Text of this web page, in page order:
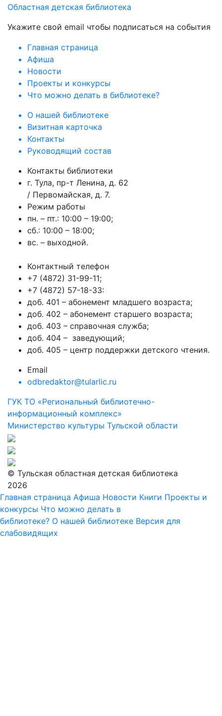
Областная детская библиотека
Укажите свой email чтобы подписаться на события
Главная страница
Афиша
Новости
Проекты и конкурсы
Что можно делать в библиотеке?
О нашей библиотеке
Визитная карточка
Контакты
Руководящий состав
Контакты библиотеки
г. Тула, пр-т Ленина, д. 62
/ Первомайская, д. 7.
Режим работы
пн. – пт.: 10:00 – 19:00;
сб.: 10:00 – 18:00;
вс. – выходной.
Контактный телефон
+7 (4872) 31-99-11;
+7 (4872) 57-18-33:
доб. 401 – абонемент младшего возраста;
доб. 402 – абонемент старшего возраста;
доб. 403 – справочная служба;
доб. 404 – заведующий;
доб. 405 – центр поддержки детского чтения.
Email
odbredaktor@tularlic.ru
ГУК ТО «Региональный библиотечно-
информационный комплекс»
Министерство культуры Тульской области
© Тульская областная детская библиотека
2026
Главная страница Афиша Новости Книги Проекты и
конкурсы Что можно делать в
библиотеке? О нашей библиотеке Версия для
слабовидящих